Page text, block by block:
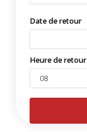
Date de retour
Heure de retour